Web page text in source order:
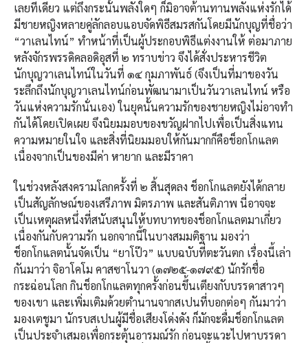
เลยทีเดียว แต่ถึงกระนั้นพลังใดๆ ก็มิอาจต้านทานพลังแห่งรักได้
มีชายหญิงหลายคู่ลักลอบแอบจัดพิธีสมรสกันโดยมีนักบุญที่ชื่อว่า
“วาเลนไทน์” ทำหน้าที่เป็นผู้ประกอบพิธีแต่งงานให้ ต่อมาภาย
หลังจักรพรรดิคลอดิอุสที่ ๒ ทราบข่าว จึงได้สั่งประหารชีวิต
นักบุญวาเลนไทน์ในวันที่ ๑๔ กุมภาพันธ์ (จึงเป็นที่มาของวัน
ระลึกถึงนักบุญวาเลนไทน์ก่อนพัฒนามาเป็นวันวาเลนไทน์ หรือ
วันแห่งความรักนั่นเอง) ในยุคนั้นความรักของชายหญิงไม่อาจทำ
กันได้โดยเปิดเผย จึงนิยมมอบของขวัญฝากไปเพื่อเป็นสิ่งแทน
ความหมายในใจ และสิ่งที่นิยมมอบให้กันมากก็คือช็อกโกแลต
เนื่องจากเป็นของมีค่า หายาก และมีราคา
ในช่วงหลังสงครามโลกครั้งที่ ๒ สิ้นสุดลง ช็อกโกแลตยังได้กลาย
เป็นสัญลักษณ์ของเสรีภาพ มิตรภาพ และสันติภาพ นี่อาจจะ
เป็นเหตุผลหนึ่งที่สนับสนุนให้บทบาทของช็อกโกแลตมาเกี่ยว
เนื่องกันกับความรัก นอกจากนี้ในบางสมมติฐาน มองว่า
ช็อกโกแลตนั้นจัดเป็น “ยาโป๊ว” แบบฉบับที่ตะวันตก เรื่องนี้เล่า
กันมาว่า จิอาโคโม คาสซาโนวา (๑๗๒๕-๑๗๙๕) นักรักชื่อ
กระฉ่อนโลก กินช็อกโกแลตทุกครั้งก่อนขึ้นเตียงกับบรรดาสาวๆ
ของเขา และเพิ่มเติมด้วยตำนานจากสเปนที่บอกต่อๆ กันมาว่า
มองเตชูมา นักรบสเปนผู้มีชื่อเสียงโด่งดัง ก็มักจะดื่มช็อกโกแลต
เป็นประจำเสมอเพื่อกระตุ้นอารมณ์รัก ก่อนจะแวะไปหาบรรดา